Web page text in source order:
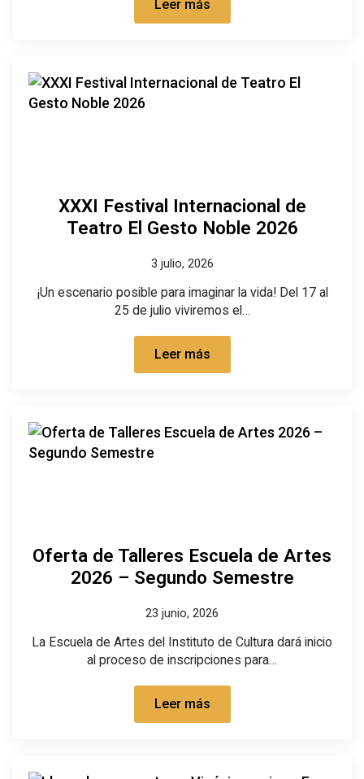
Leer más
XXXI Festival Internacional de
Teatro El Gesto Noble 2026
3 julio, 2026
¡Un escenario posible para imaginar la vida! Del 17 al
25 de julio viviremos el…
Leer más
Oferta de Talleres Escuela de Artes
2026 – Segundo Semestre
23 junio, 2026
La Escuela de Artes del Instituto de Cultura dará inicio
al proceso de inscripciones para…
Leer más